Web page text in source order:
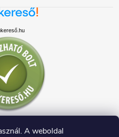
A weboldal